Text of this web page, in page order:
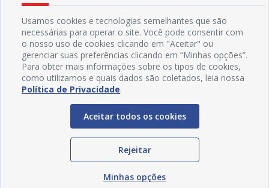
Redes Sociais
Usamos cookies e tecnologias semelhantes que são
necessárias para operar o site. Você pode consentir com
o nosso uso de cookies clicando em "Aceitar" ou
gerenciar suas preferências clicando em “Minhas opções”.
Para obter mais informações sobre os tipos de cookies,
como utilizamos e quais dados são coletados, leia nossa
Política de Privacidade.
Aceitar todos os cookies
Rejeitar
Minhas opções